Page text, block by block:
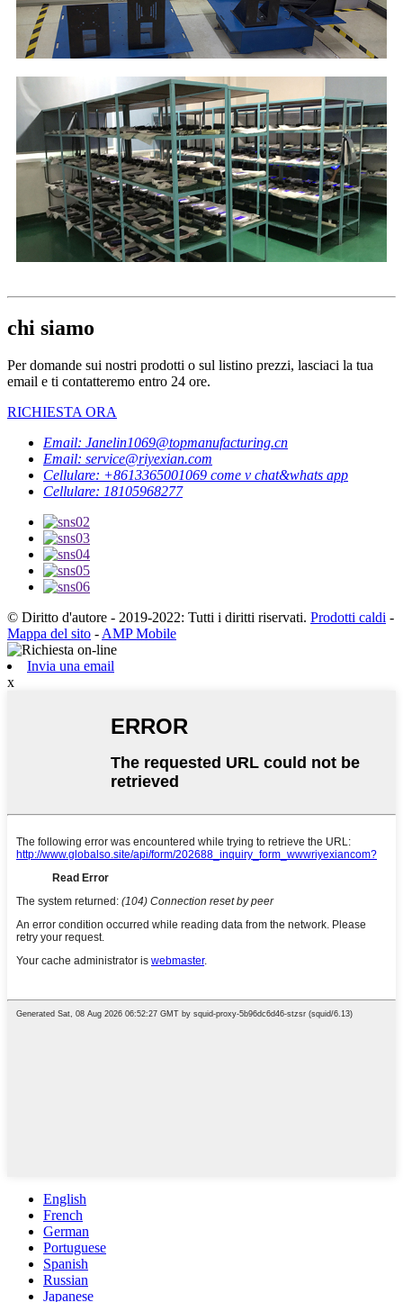
chi siamo
Per domande sui nostri prodotti o sul listino prezzi, lasciaci la tua
email e ti contatteremo entro 24 ore.
RICHIESTA ORA
Email: Janelin1069@topmanufacturing.cn
Email: service@riyexian.com
Cellulare: +8613365001069 come v chat&whats app
Cellulare: 18105968277
© Diritto d'autore - 2019-2022: Tutti i diritti riservati. Prodotti caldi -
Mappa del sito -AMP Mobile
Invia una email
x
English
French
German
Portuguese
Spanish
Russian
Japanese